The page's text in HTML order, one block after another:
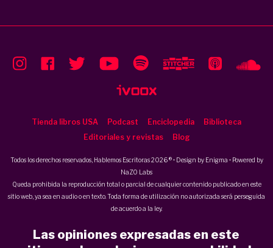
Tienda libros USA Podcast Enciclopedia
Biblioteca
Editoriales y revistas
Blog
Todos los derechos reservados, Hablemos Escritoras 2026 ® • Design by Enigma • Powered by
NaZO Labs
Queda prohibida la reproducción total o parcial de cualquier contenido publicado en este
sitio web, ya sea en audio o en texto. Toda forma de utilización no autorizada será perseguida
de acuerdo a la ley.
Las opiniones expresadas en este